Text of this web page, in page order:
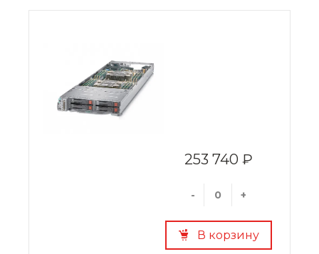
253 740 ₽
- +
В корзину